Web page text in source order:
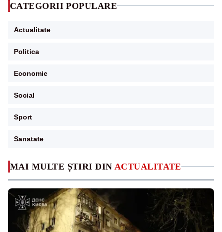
MAI MULTE ȘTIRI DIN ACTUALITATE
CATEGORII POPULARE
Actualitate
Politica
Economie
Social
Sport
Sanatate